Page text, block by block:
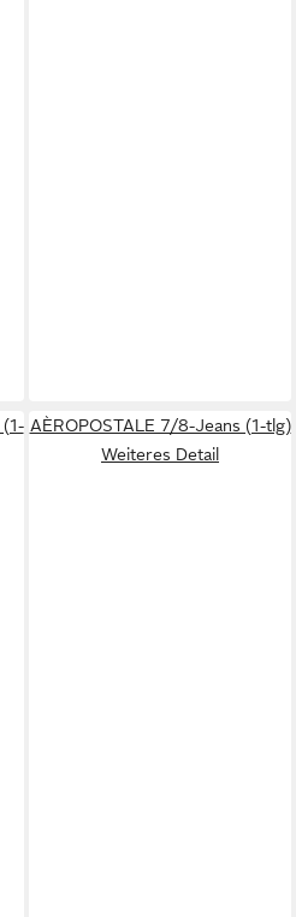
AÈROPOSTALE 7/8-Jeans (1-tlg)
Weiteres Detail